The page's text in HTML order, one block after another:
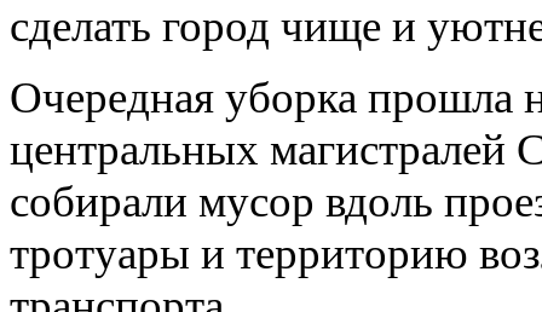
сделать город чище и
Очередная уборка
центральных магистралей
собирали мусор вдоль
тротуары и территорию